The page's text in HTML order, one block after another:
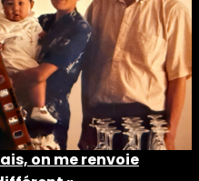
on me renvoie